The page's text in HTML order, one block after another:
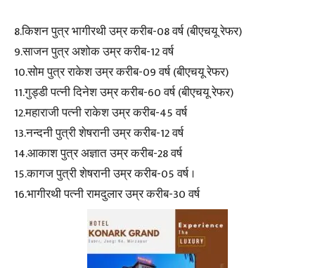
8.किशन पुत्र भागीरथी उम्र करीब-08 वर्ष (बीएचयू रेफर)
9.साजन पुत्र अशोक उम्र करीब-12 वर्ष
10.सोम पुत्र राकेश उम्र करीब-09 वर्ष (बीएचयू रेफर)
11.गुड्डी पत्नी दिनेश उम्र करीब-60 वर्ष (बीएचयू रेफर)
12.महाराजी पत्नी राकेश उम्र करीब-45 वर्ष
13.नन्दनी पुत्री शेषरानी उम्र करीब-12 वर्ष
14.आकाश पुत्र अज्ञात उम्र करीब-28 वर्ष
15.कागज पुत्री शेषरानी उम्र करीब-05 वर्ष ।
16.भागीरथी पत्नी रामदुलार उम्र करीब-30 वर्ष